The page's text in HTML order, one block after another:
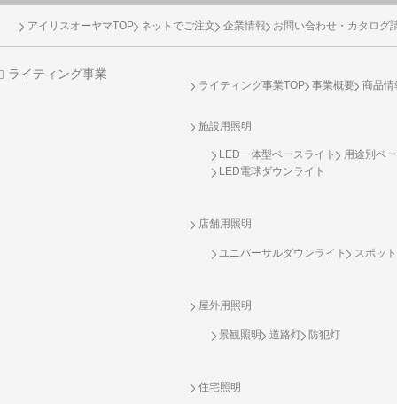
アイリスオーヤマTOP ネットでご注文 企業情報 お問い合わせ・カタログ
ライティング事業
ライティング事業TOP 事業概要 商品情
施設用照明
LED一体型ベースライト
用途別ベ
LED電球ダウンライト
店舗用照明
ユニバーサルダウンライト スポッ
屋外用照明
景観照明 道路灯 防犯灯
住宅照明